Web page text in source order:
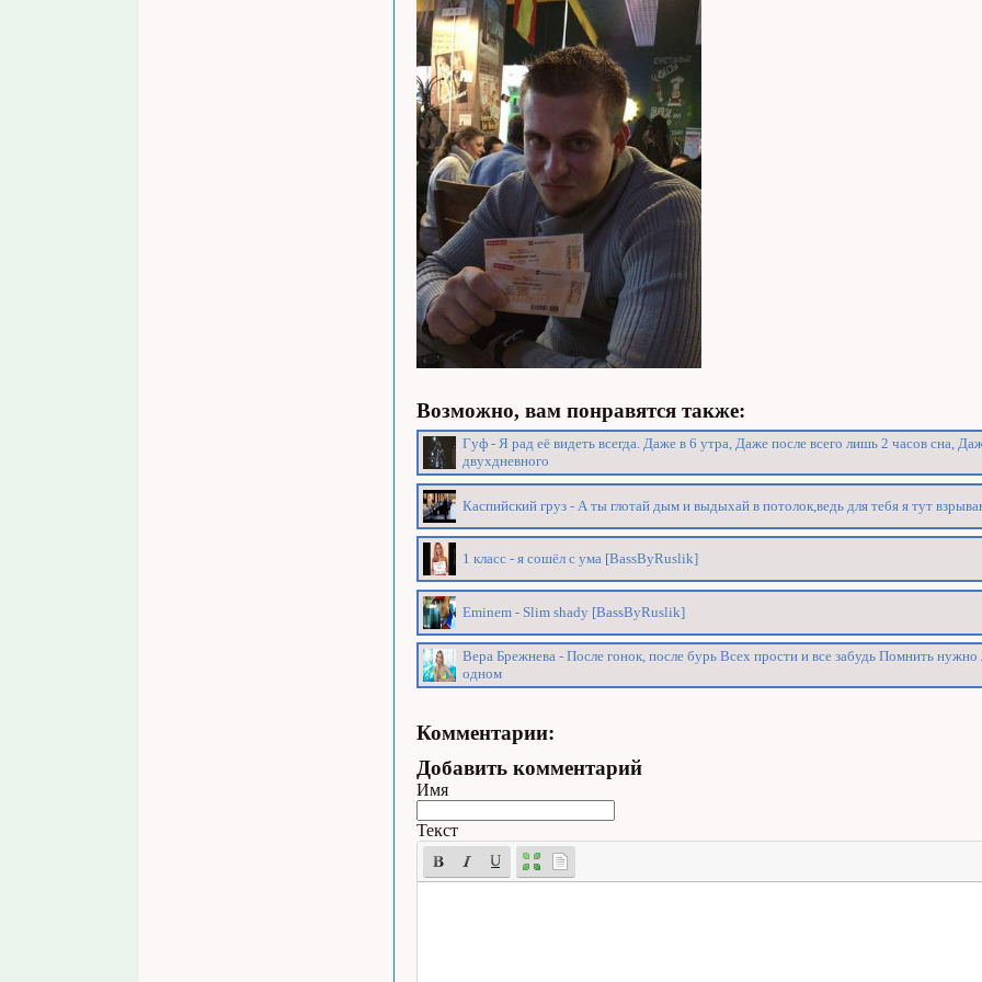
Возможно, вам понравятся также:
Гуф - Я рад её видеть всегда. Даже в 6 утра, Даже после всего лишь 2 часов сна,
двухдневного
Каспийский груз - А ты глотай дым и выдыхай в потолок,ведь для тебя я тут
1 класс - я сошёл с ума [BassByRuslik]
Eminem - Slim shady [BassByRuslik]
Вера Брежнева - После гонок, после бурь Всех прости и все забудь Помнить
одном
Комментарии:
Добавить комментарий
Имя
Текст